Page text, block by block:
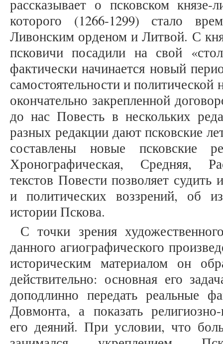
рассказывает о псковском князе-
которого (1266-1299) стало
Ливонским орденом и Литвой. С
псковичи посадили на свой
фактически начинается новый
самостоятельности и
окончательно закрепленной
до нас Повесть в нескольких
разных редакции дают псковские
составлены новые псковские
Хронографическая, Средняя,
текстов Повести позволяет
и политических воззрений, об
истории Пскова.
С точки зрения
данного агиографического
историческим материалом он
действительно: основная его
доподлинно передать реальные
Довмонта, а показать
его деяний. При условии, что